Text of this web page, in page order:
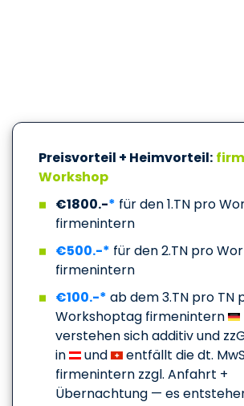
Preisvorteil + Heimvorteil:
Workshop
€1800.-* für den 1.TN pro
firmenintern
€500.-* für den 2.TN pro
firmenintern
€100.-* ab dem 3.TN pro TN
Workshoptag firmenintern
verstehen sich additiv und
in
und
entfällt die dt.
firmenintern zzgl. Anfahrt +
Übernachtung — es